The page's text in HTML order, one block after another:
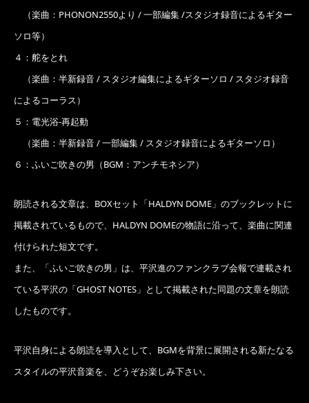
（楽曲：PHONON2550より / 一部編集 /スタジオ録音によるギター
ソロ等）
４：舵をとれ
（楽曲：半新録音 / スタジオ編集によるギターソロ / スタジオ録音
によるコーラス）
５：電光浴-再起動
（楽曲：半新録音 / 一部編集 / スタジオ録音によるギターソロ）
６：ふいご吹きの男 （BGM：アンチモネシア）
朗読される文章は、BOXセット「HALDYN DOME」のブックレットに
掲載されているもので、HALDYN DOMEの物語に沿って、楽曲に関連
付けられた短文です。
また、「ふいご吹きの男」は、平沢進のファンクラブ会報で連載され
ている平沢の「GHOST NOTES」として掲載された同題の文章を朗読
したものです。
平沢自身による朗読を導入として、BGMを背景に展開される新たなる
スタイルの平沢音楽を、どうぞお楽しみ下さい。